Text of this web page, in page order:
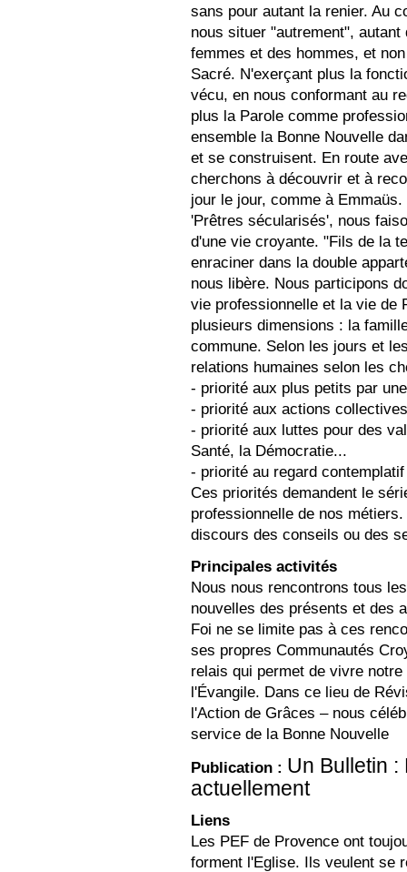
sans pour autant la renier. Au
nous situer "autrement",
femmes et des hommes, et
Sacré. N'exerçant plus la
vécu, en nous conformant au
plus la Parole comme
ensemble la Bonne Nouvelle
et se construisent. En route
cherchons à découvrir et à
jour le jour, comme à Emmaüs.
'Prêtres sécularisés', nous
d'une vie croyante. "Fils de la
enraciner dans la double
nous libère. Nous participons
vie professionnelle et la vie de
plusieurs dimensions : la
commune. Selon les jours et
relations humaines selon les
- priorité aux plus petits par
- priorité aux actions
- priorité aux luttes pour des
Santé, la Démocratie...
- priorité au regard
Ces priorités demandent le
professionnelle de nos
discours des conseils ou des
Principales activités
Nous nous rencontrons tous
nouvelles des présents et des
Foi ne se limite pas à ces
ses propres Communautés
relais qui permet de vivre
l'Évangile. Dans ce lieu de
l'Action de Grâces – nous
service de la Bonne Nouvelle
Publication : Un Bulletin :
actuellement
Liens
Les PEF de Provence ont
forment l'Eglise. Ils veulent se